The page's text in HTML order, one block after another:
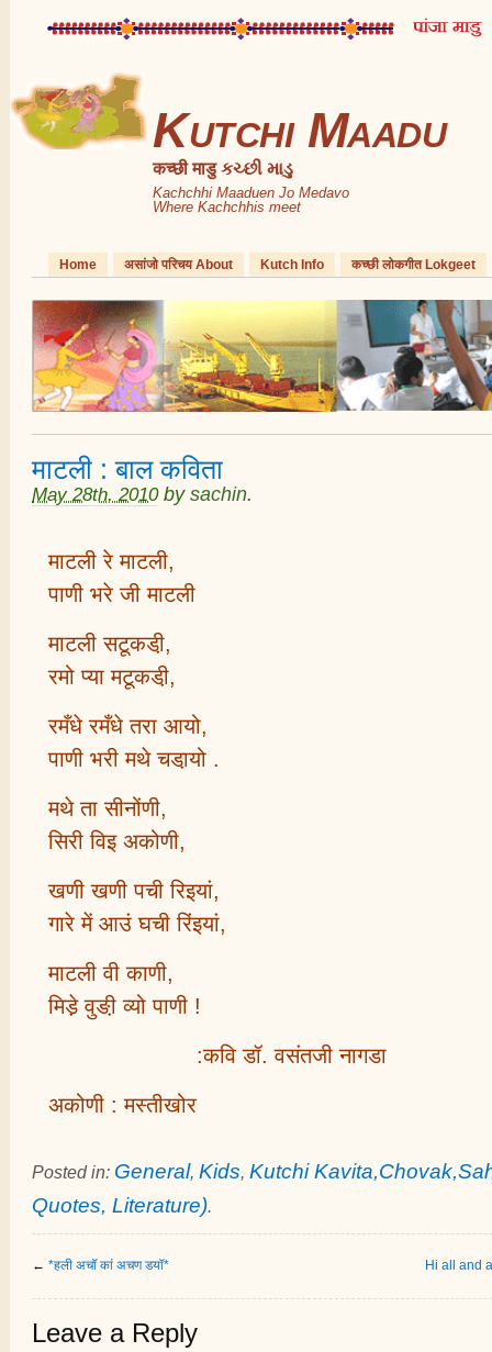
Kutchi Maadu
कच्छी माडु કચ્છી માડુ
Kachchhi Maaduen Jo Medavo
Where Kachchhis meet
Home असांजो परिचय About Kutch Info कच्छी लोकगीत Lokgeet
माटली : बाल कविता
May 28th, 2010 by sachin.
माटली रे माटली,
पाणी भरे जी माटली
माटली सटूकडी़,
रमो प्या मटूकडी़,
रमँधे रमँधे तरा आयो,
पाणी भरी मथे चडा़यो .
मथे ता सीनोंणी,
सिरी विइ अकोणी,
खणी खणी पची रिइयां,
गारे में आउं घची रिंइयां,
माटली वी काणी,
मिडे़ वुङी़ व्यो पाणी !
:कवि डॉ. वसंतजी नागडा
अकोणी : मस्तीखोर
Posted in: General, Kids Kutchi
Quotes, Literature)
← *हली अचॉ कां अचण डयॉ* Hi all and
Leave a Reply